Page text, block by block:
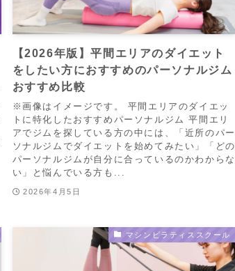
【2026年版】平間エリアのダイエット
をしたい方におすすめのパーソナルジム
おすすめ比較
※画像はイメージです。 平間エリアのダイエッ
トに特化したおすすめパーソナルジム 平間エリ
アでジムを探している方の中には、「近所のパー
ソナルジムでダイエットを始めてみたい」「どの
パーソナルジムが自分に合っているのかわからな
い」と悩んでいる方も...
2026年4月5日
マシンピラティススクール